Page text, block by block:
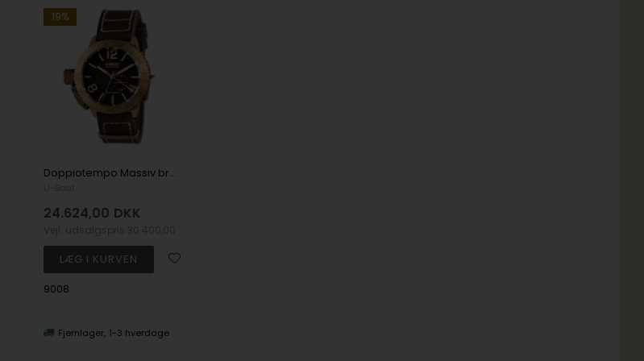
19%
Doppiotempo Massiv bronze U-28 Automatic Herre ur fra U-Boat, U9008
24.624,00 DKK
9008
Fjernlager 1-3 hverdage